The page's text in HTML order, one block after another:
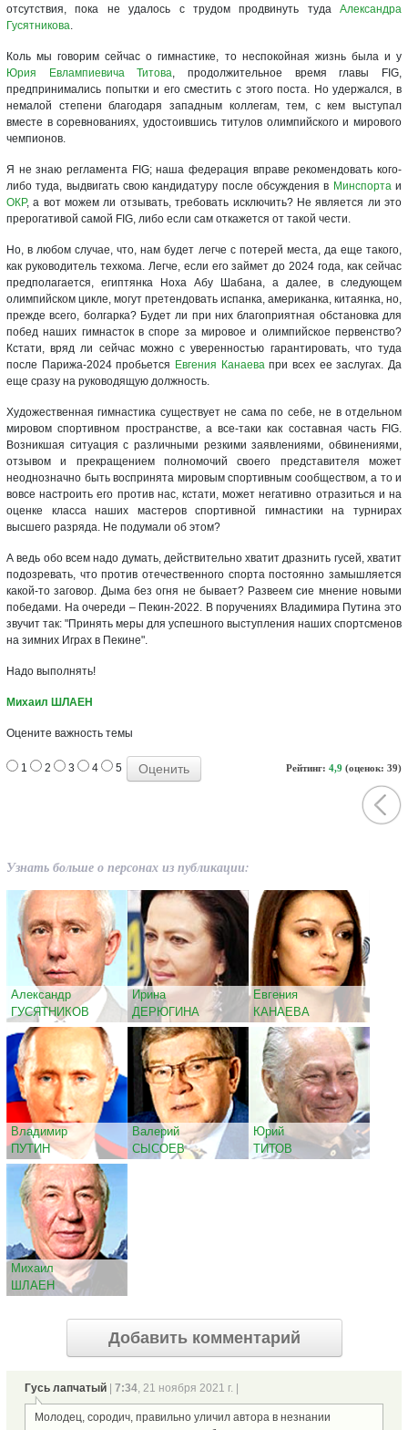
отсутствия, пока не удалось с трудом продвинуть туда Александра
Гусятникова.
Коль мы говорим сейчас о гимнастике, то неспокойная жизнь была и у
Юрия Евлампиевича Титова, продолжительное время главы FIG,
предпринимались попытки и его сместить с этого поста. Но удержался, в
немалой степени благодаря западным коллегам, тем, с кем выступал
вместе в соревнованиях, удостоившись титулов олимпийского и мирового
чемпионов.
Я не знаю регламента FIG; наша федерация вправе рекомендовать кого-
либо туда, выдвигать свою кандидатуру после обсуждения в Минспортаи
ОКР, а вот можем ли отзывать, требовать исключить? Не является ли это
прерогативой самой FIG, либо если сам откажется от такой чести.
Но, в любом случае, что, нам будет легче с потерей места, да еще такого,
как руководитель техкома. Легче, если его займет до 2024 года, как сейчас
предполагается, египтянка Ноха Абу Шабана, а далее, в следующем
олимпийском цикле, могут претендовать испанка, американка, китаянка, но,
прежде всего, болгарка? Будет ли при них благоприятная обстановка для
побед наших гимнасток в споре за мировое и олимпийское первенство?
Кстати, вряд ли сейчас можно с уверенностью гарантировать, что туда
после Парижа-2024 пробьется Евгения Канаевапри всех ее заслугах. Да
еще сразу на руководящую должность.
Художественная гимнастика существует не сама по себе, не в отдельном
мировом спортивном пространстве, а все-таки как составная часть FIG.
Возникшая ситуация с различными резкими заявлениями, обвинениями,
отзывом и прекращением полномочий своего представителя может
неоднозначно быть воспринята мировым спортивным сообществом, а то и
вовсе настроить его против нас, кстати, может негативно отразиться и на
оценке класса наших мастеров спортивной гимнастики на турнирах
высшего разряда. Не подумали об этом?
А ведь обо всем надо думать, действительно хватит дразнить гусей, хватит
подозревать, что против отечественного спорта постоянно замышляется
какой-то заговор. Дыма без огня не бывает? Развеем сие мнение новыми
победами. На очереди – Пекин-2022. В поручениях Владимира Путина это
звучит так: "Принять меры для успешного выступления наших спортсменов
на зимних Играх в Пекине".
Надо выполнять!
Михаил ШЛАЕН
Оцените важность темы
Рейтинг: 4,9 (оценок: 39)
1 2 3 4 5
Узнать больше о персонах из публикации:
Александр
ГУСЯТНИКОВ
Ирина
ДЕРЮГИНА
Евгения
КАНАЕВА
Владимир
ПУТИН
Валерий
СЫСОЕВ
Юрий
ТИТОВ
Михаил
ШЛАЕН
Добавить комментарий
Гусь лапчатый 7:34, 21 ноября 2021 г. |
Молодец, сородич, правильно уличил автора в незнании